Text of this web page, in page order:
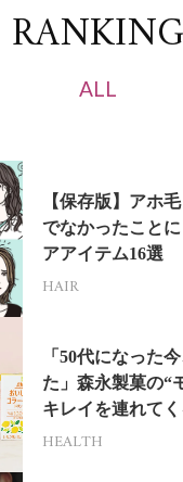
RANKING
ALL
【保存版】アホ
でなかったこと
アアイテム16選
HAIR
「50代になった
た」森永製菓の“
キレイを連れてく
HEALTH